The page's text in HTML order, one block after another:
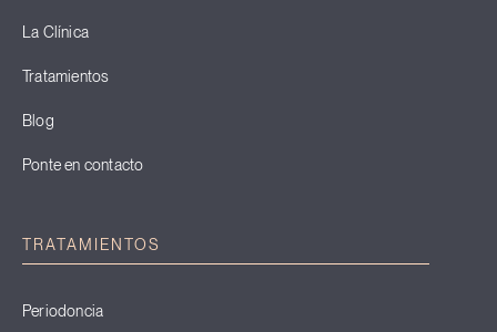
La Clínica
Tratamientos
Blog
Ponte en contacto
TRATAMIENTOS
Periodoncia